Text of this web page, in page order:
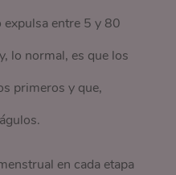
entre 5 y 80
lo normal, es que los
primeros y que,
en cada etapa